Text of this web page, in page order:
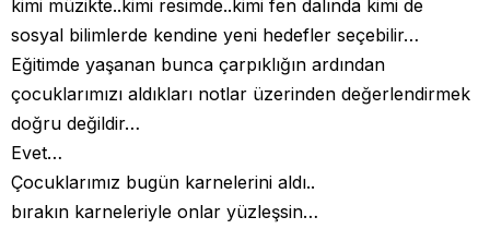
kimi müzikte..kimi resimde..kimi fen dalında kimi de
sosyal bilimlerde kendine yeni hedefler seçebilir…
Eğitimde yaşanan bunca çarpıklığın ardından
çocuklarımızı aldıkları notlar üzerinden değerlendirmek
doğru değildir…
Evet…
Çocuklarımız bugün karnelerini aldı..
bırakın karneleriyle onlar yüzleşsin…